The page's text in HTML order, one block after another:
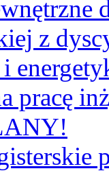
z
pracę